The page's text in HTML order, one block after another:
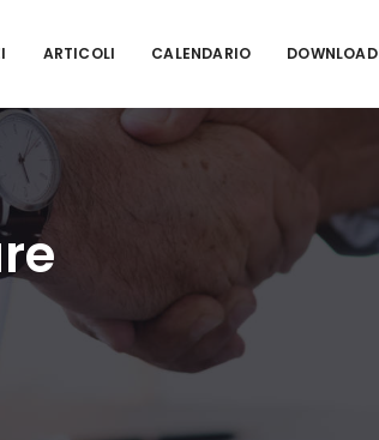
ARTICOLI CALENDARIO DOWNLOAD